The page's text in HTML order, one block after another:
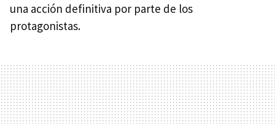
una acción definitiva por parte de los
protagonistas.